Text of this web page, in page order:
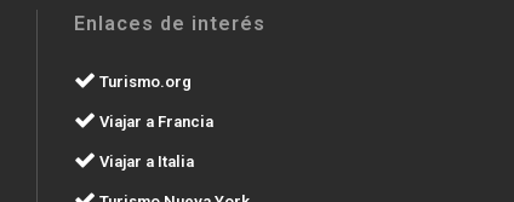
Enlaces de interés
Turismo.org
Viajar a Francia
Viajar a Italia